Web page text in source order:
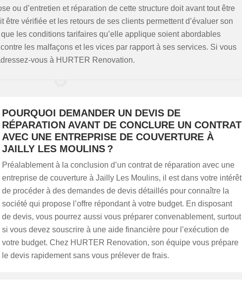
ou d’entretien et réparation de cette structure doit avant tout être
être vérifiée et les retours de ses clients permettent d’évaluer son
les conditions tarifaires qu’elle applique soient abordables
les malfaçons et les vices par rapport à ses services. Si vous
vous à HURTER Renovation.
POURQUOI DEMANDER UN DEVIS DE
RÉPARATION AVANT DE CONCLURE UN CONTRAT
AVEC UNE ENTREPRISE DE COUVERTURE À
JAILLY LES MOULINS ?
Préalablement à la conclusion d’un contrat de réparation avec une
entreprise de couverture à Jailly Les Moulins, il est dans votre intérêt
de procéder à des demandes de devis détaillés pour connaître la
société qui propose l’offre répondant à votre budget. En disposant
de devis, vous pourrez aussi vous préparer convenablement, surtout
si vous devez souscrire à une aide financière pour l’exécution de
votre budget. Chez HURTER Renovation, son équipe vous prépare
le devis rapidement sans vous prélever de frais.